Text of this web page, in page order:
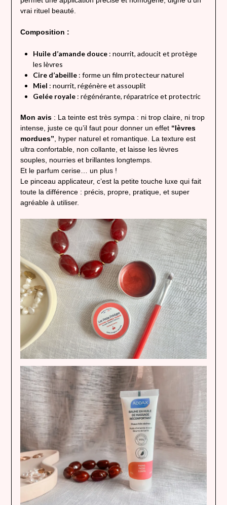
vrai rituel beauté.
Composition :
Huile d’amande douce: nourrit, adoucit et protège
les lèvres
Cire d’abeille: forme un film protecteur naturel
Miel : nourrit, régénère et assouplit
Gelée royale: régénérante, réparatrice et protectric
Mon avis: La teinte est très sympa : ni trop claire, ni trop
intense, juste ce qu’il faut pour donner un effet “lèvres
mordues” , hyper naturel et romantique. La texture est
ultra confortable, non collante, et laisse les lèvres
souples, nourries et brillantes longtemps.
Et le parfum cerise… un plus !
Le pinceau applicateur, c’est la petite touche luxe qui fait
toute la différence : précis, propre, pratique, et super
agréable à utiliser.